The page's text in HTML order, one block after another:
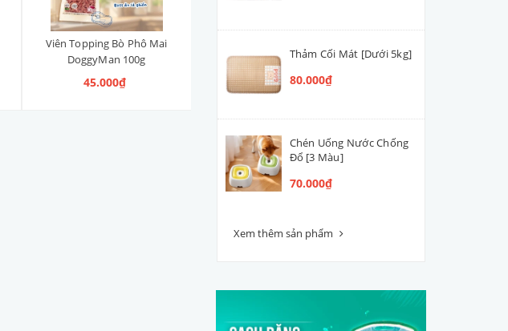
Viên Topping Bò Phô Mai
DoggyMan 100g
45.000₫
DoggyMan 100g
45.000₫
DoggyMan 100g
Thảm Cối Mát [Dưới 5kg]
80.000₫
Chén Uống Nước Chống
Đổ [3 Màu]
70.000₫
Xem thêm sản phẩm